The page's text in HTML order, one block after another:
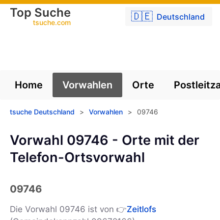
🇩🇪 Deutschland
Top Suche
tsuche.com
Home Vorwahlen Orte
tsuche Deutschland > Vorwahlen > 09746
Vorwahl 09746 - Orte mit der
Telefon-Ortsvorwahl
09746
Die Vorwahl 09746 ist von 👉Zeitlofs